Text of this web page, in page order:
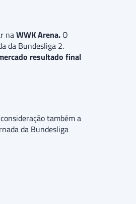
naWWK Arena. O
da Bundesliga 2.
resultado final
também a
da Bundesliga